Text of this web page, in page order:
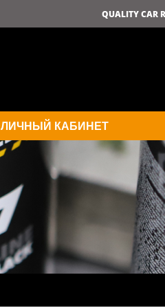
QUALITY CAR
ЛИЧНЫЙ КАБИНЕТ